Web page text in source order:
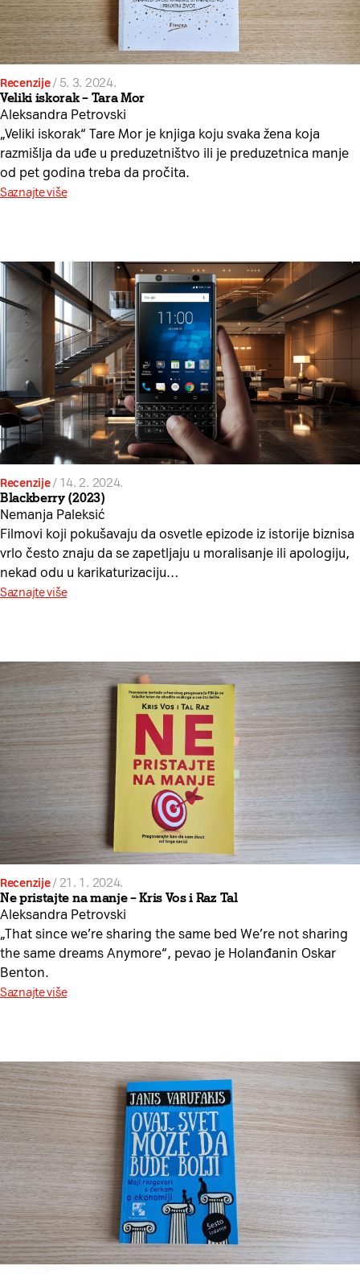
Recenzije/ 5. 3. 2024.
Veliki iskorak – Tara Mor
Aleksandra Petrovski
„Veliki iskorak“ Tare Mor je knjiga koju svaka žena koja
razmišlja da uđe u preduzetništvo ili je preduzetnica manje
od pet godina treba da pročita.
Saznajte više
Recenzije/ 14. 2. 2024.
Blackberry (2023)
Nemanja Paleksić
Filmovi koji pokušavaju da osvetle epizode iz istorije biznisa
vrlo često znaju da se zapetljaju u moralisanje ili apologiju,
nekad odu u karikaturizaciju…
Saznajte više
Recenzije/21. 1. 2024.
Ne pristajte na manje – Kris Vos i Raz Tal
Aleksandra Petrovski
„That since we’re sharing the same bed We’re not sharing
the same dreams Anymore“, pevao je Holanđanin Oskar
Benton.
Saznajte više